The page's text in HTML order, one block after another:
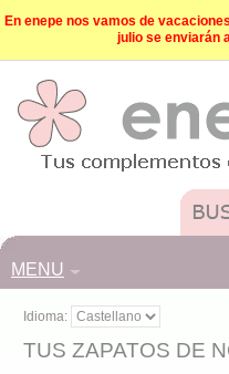
En enepe nos vamos de
julio se enviarán
MENU
Idioma:
TUS ZAPATOS DE